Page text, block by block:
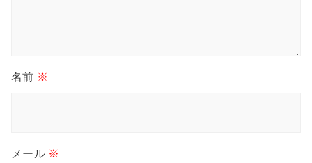
名前 ※
メール ※